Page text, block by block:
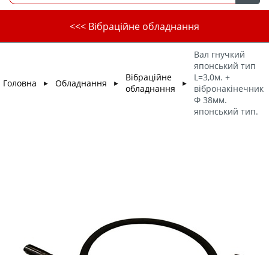
<<< Вібраційне обладнання
Головна ► Обладнання ►
Вібраційне
обладнання
►
Вал гнучкий
японський тип
L=3,0м. +
вібронакінечник
Ф 38мм.
японський тип.